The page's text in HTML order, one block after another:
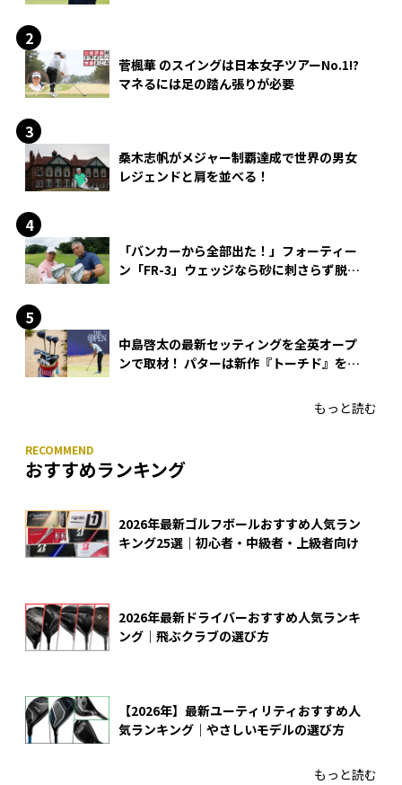
菅楓華 のスイングは日本女子ツアーNo.1!?
マネるには足の踏ん張りが必要
桑木志帆がメジャー制覇達成で世界の男女
レジェンドと肩を並べる！
「バンカーから全部出た！」フォーティー
ン「FR-3」ウェッジなら砂に刺さらず脱出
中島啓太の最新セッティングを全英オープ
ンで取材！ パターは新作『トーチド』を投
もっと読む
おすすめランキング
2026年最新ゴルフボールおすすめ人気ラン
キング25選｜初心者・中級者・上級者向け
2026年最新ドライバーおすすめ人気ランキ
ング｜飛ぶクラブの選び方
【2026年】最新ユーティリティおすすめ人
気ランキング｜やさしいモデルの選び方
もっと読む